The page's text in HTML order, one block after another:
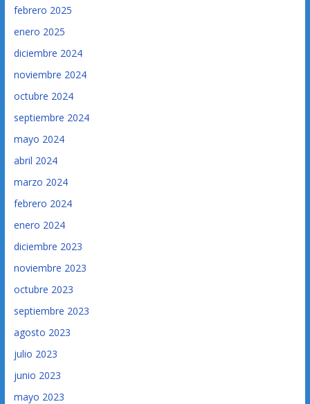
febrero 2025
enero 2025
diciembre 2024
noviembre 2024
octubre 2024
septiembre 2024
mayo 2024
abril 2024
marzo 2024
febrero 2024
enero 2024
diciembre 2023
noviembre 2023
octubre 2023
septiembre 2023
agosto 2023
julio 2023
junio 2023
mayo 2023